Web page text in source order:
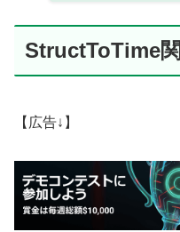
StructToTime
【広告↓】